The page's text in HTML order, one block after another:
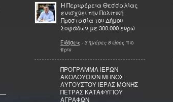
Η Περιφέρεια Θεσσαλίας
ενισχύει την Πολιτική
Προστασία του Δήμου
Σοφάδων με 300.000 ευρώ
Ειδήσεις - 3 ημέρες 8 ώρες πιο
πριν
ΠΡΟΓΡΑΜΜΑ ΙΕΡΩΝ
ΑΚΟΛΟΥΘΙΩΝ ΜΗΝΟΣ
ΑΥΓΟΥΣΤΟΥ ΙΕΡΑΣ ΜΟΝΗΣ
ΠΕΤΡΑΣ ΚΑΤΑΦΥΓΙΟΥ
ΑΓΡΑΦΩΝ